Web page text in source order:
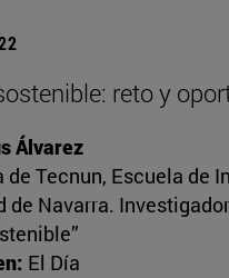
reto y
Álvarez
de Tecnun, Escuela de
de Navarra.
El Día